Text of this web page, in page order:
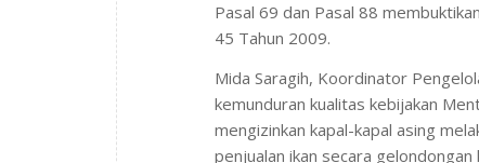
Pasal 69 dan Pasal 88
45 Tahun 2009.
Mida Saragih, Koordinator
kemunduran kualitas kebijakan
mengizinkan kapal-kapal asing
penjualan ikan secara